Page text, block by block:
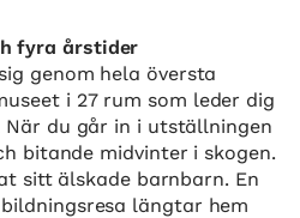
fyra årstider
genom hela översta
i 27 rum som leder dig
När du går in i utställningen
bitande midvinter i skogen.
sitt älskade barnbarn. En
längtar hem